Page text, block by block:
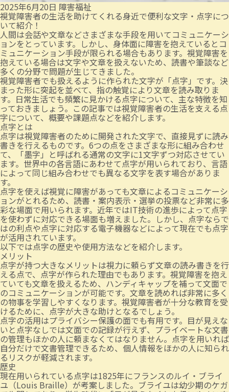
2025年6月20日 障害福祉
視覚障害者の生活を助けてくれる身近で便利な文字・点字につ
いて紹介！
人間は会話や文章などさまざまな手段を用いてコミュニケーシ
ョンをとっています。しかし、身体面に障害を抱えているとコ
ミュニケーション手段が限られる場合もあります。視覚障害を
抱えている場合は文字や文章を扱えないため、読書や筆談など
多くの分野で問題が生じてきました。
視覚障害者でも扱えるように作られた文字が「点字」です。決
まった形に突起を並べて、指の触覚により文章を読み取りま
す。日常生活でも頻繁に見かける点字について、主な特徴を知
っておきましょう。この記事では視覚障害者の生活を支える点
字について、概要や課題点などを紹介します。
点字とは
点字は視覚障害者のために開発された文字で、直接見ずに読み
書きを行えるものです。6つの点をさまざまな形に組み合わせ
て、「墨字」と呼ばれる通常の文字に1文字ずつ対応させてい
ます。世界中の各言語にあわせて点字が用いられており、言語
によって同じ組み合わせでも異なる文字を表す場合がありま
す。
点字を使えば視覚に障害があっても文章によるコミュニケーシ
ョンがとれるため、読書・案内表示・選挙の投票など非常に多
彩な場面で用いられます。近年ではIT技術の進歩によって点字
を使わずに対応できる場面も増えました。しかし、点字ならで
はの利点や点字に対応する電子機器などによって現在でも点字
が活用されています。
以下では点字の歴史や使用方法などを紹介します。
メリット
点字が持つ大きなメリットは視力に頼らず文章の読み書きを行
える点で、点字が作られた理由でもあります。視覚障害を抱え
ていても文章を扱えるため、ハンディキャップを補って文面で
のコミュニケーションが可能です。文章を読めれば非常に多く
の物事を学習しやすくなります。視覚障害者が十分な教育を受
けるために、点字が大きな助けとなるでしょう。
点字の活用はプライバシー保護の面でも有用です。目が見えな
いと点字なしでは文面での記録が行えず、プライベートな文書
の管理もほかの人に頼まなくてはなりません。点字を用いれば
自分だけで文書管理できるため、個人情報をほかの人に知られ
るリスクが軽減されます。
歴史
現在用いられている点字は1825年にフランスのルイ・ブライ
ユ（Louis Braille）が考案しました。ブライユは幼少期のケガ